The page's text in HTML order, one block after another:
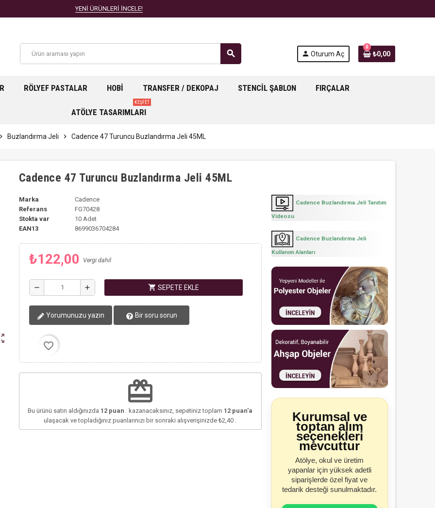
YENİ ÜRÜNLERİ İNCELE!
search person Oturum Aç
0
₺0,00
RÖLYEF PASTALAR HOBI TRANSFER / DEKOPAJ STENCIL ŞABLON FIRÇALAR
ATÖLYE TASARIMLARI
KEŞFET
chevron_right Buzlandırma Jeli chevron_right Cadence 47 Turuncu Buzlandırma Jeli 45ML
Cadence 47 Turuncu Buzlandırma Jeli 45ML
Marka
Cadence
Referans
FG70428
Stokta var
10 Adet
EAN13
8699036704284
₺122,00 Vergi dahil
remove add shopping_cart SEPETE EKLE
Yorumunuzu yazın Bir soru sorun
favorite_border
redeem
Bu ürünü satın aldığınızda 12 puan . kazanacaksınız, sepetiniz toplam 12 puan'a
ulaşacak ve topladığınız puanlarınızı bir sonraki alışverişinizde₺2,40
Cadence Buzlandırma Jeli Tanıtım
Videosu
Cadence Buzlandırma Jeli
Kullanım Alanları
Kurumsal ve
toptan alım
seçenekleri
mevcuttur
Atölye, okul ve üretim
yapanlar için yüksek adetli
siparişlerde özel fiyat ve
tedarik desteği sunulmaktadır.